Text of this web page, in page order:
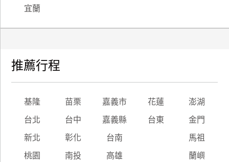
宜蘭
推薦行程
基隆 苗栗 嘉義市 花蓮 澎湖
台北 台中 嘉義縣 台東 金門
新北 彰化 台南 馬祖
桃園 南投 高雄 蘭嶼